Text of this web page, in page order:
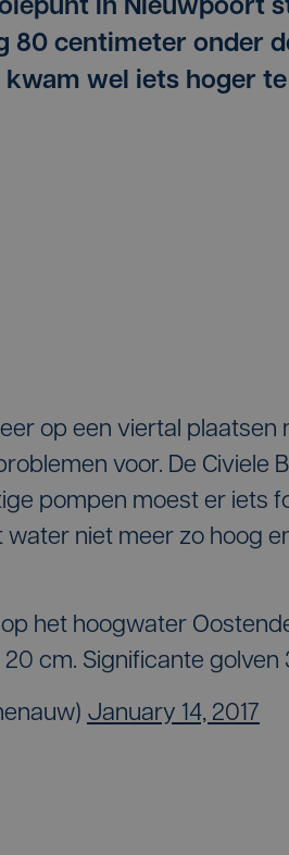
in Nieuwpoort
80 centimeter onder
wel iets hoger
op een viertal plaatsen
voor. De Civiele
pompen moest er iets
niet meer zo hoog
het hoogwater
cm. Significante golven
January 14, 2017